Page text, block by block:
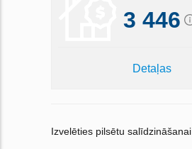
3 446
Detaļas
Izvelēties pilsētu salīdzināšanai